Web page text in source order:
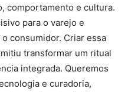
comportamento e cultura.
para o varejo e
consumidor. Criar essa
transformar um ritual
integrada. Queremos
e curadoria,